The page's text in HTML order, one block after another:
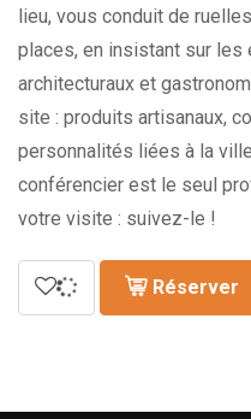
lieu, vous conduit de
places, en insistant sur les
architecturaux et
site : produits artisanaux,
personnalités liées à la
conférencier est le seul
votre visite : suivez-le !
Réserver